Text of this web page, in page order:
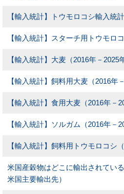
【輸入統計】トウモロコシ輸入統
【輸入統計】スターチ用トウモロ
【輸入統計】大麦（2016年－2025
【輸入統計】飼料用大麦（2016年
【輸入統計】食用大麦（2016年－
【輸入統計】ソルガム（2016年－
【輸入統計】飼料用トウモロコシ
米国産穀物はどこに輸出されてい
米国主要輸出先）